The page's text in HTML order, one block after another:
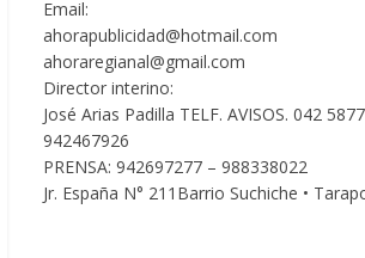
Email:
ahorapublicidad@hotmail.com
ahoraregianal@gmail.com
Director interino:
José Arias Padilla TELF. AVISOS. 042
942467926
PRENSA: 942697277 – 988338022
Jr. España N° 211Barrio Suchiche •